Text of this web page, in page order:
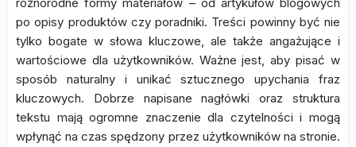
po opisy produktów czy poradniki. Treści powinny być nie
tylko bogate w słowa kluczowe, ale także angażujące i
wartościowe dla użytkowników. Ważne jest, aby pisać w
sposób naturalny i unikać sztucznego upychania fraz
kluczowych. Dobrze napisane nagłówki oraz struktura
tekstu mają ogromne znaczenie dla czytelności i mogą
wpłynąć na czas spędzony przez użytkowników na stronie.